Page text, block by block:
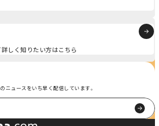
しく知りたい方はこちら
ニュースをいち早く配信しています。